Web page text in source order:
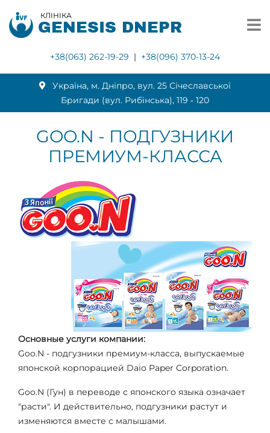
КЛІНІКА
GENESIS DNEPR
+38(063) 262-19-29 | +38(096) 370-13-24
Українa, м. Дніпро, вул. 25 Січеславської
Бригади (вул. Рибінська), 119 ‑ 120
GOO.N - ПОДГУЗНИКИ
ПРЕМИУМ-КЛАССА
Основные услуги компании:
Goo.N - подгузники премиум-класса, выпускаемые
японской корпорацией Daio Paper Corporation.
Goo.N (Гун) в переводе с японского языка означает
"расти". И действительно, подгузники растут и
изменяются вместе с малышами.